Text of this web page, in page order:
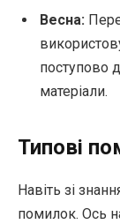
Весна:
поступово
матеріали.
Типові
Навіть зі
помилок. Ось